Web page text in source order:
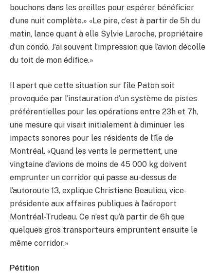
bouchons dans les oreilles pour espérer bénéficier
d’une nuit complète.» «Le pire, c’est à partir de 5h du
matin, lance quant à elle Sylvie Laroche, propriétaire
d’un condo. J’ai souvent l’impression que l’avion décolle
du toit de mon édifice.»
Il apert que cette situation sur l’île Paton soit
provoquée par l’instauration d’un système de pistes
préférentielles pour les opérations entre 23h et 7h,
une mesure qui visait initialement à diminuer les
impacts sonores pour les résidents de l’île de
Montréal. «Quand les vents le permettent, une
vingtaine d’avions de moins de 45 000 kg doivent
emprunter un corridor qui passe au-dessus de
l’autoroute 13, explique Christiane Beaulieu, vice-
présidente aux affaires publiques à l’aéroport
Montréal-Trudeau. Ce n’est qu’à partir de 6h que
quelques gros transporteurs empruntent ensuite le
même corridor.»
Pétition